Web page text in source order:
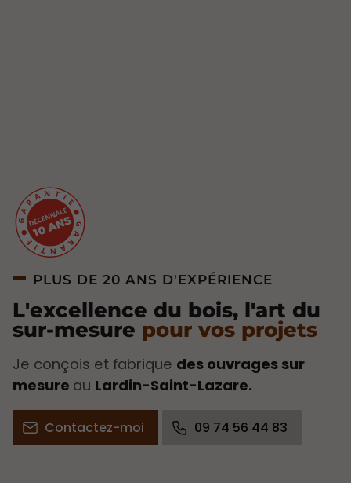
PLUS DE 20 ANS D'EXPÉRIENCE
L'excellence du bois, l'art du
sur-mesure pour vos projets
Je conçois et fabrique des ouvrages sur
mesure au Lardin-Saint-Lazare.
Contactez-moi 09 74 56 44 83